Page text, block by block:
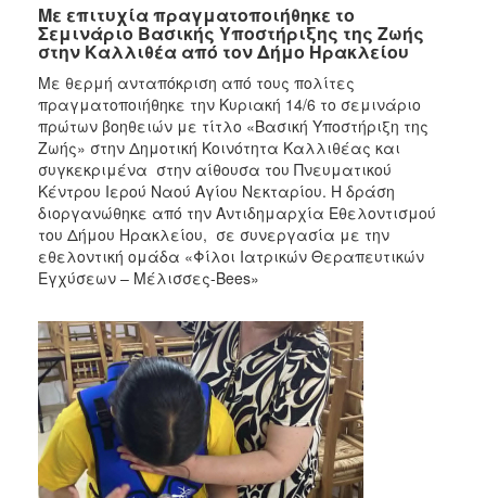
ΠΟΛΙΤΙΣΜΟΣ
ΑΝΘΕΚΤΙΚΗ
ΠΟΛΗ
Με επιτυχία πραγματοποιήθηκε το
Σεμινάριο Βασικής Υποστήριξης της Ζωής
στην Καλλιθέα από τον Δήμο Ηρακλείου
Με θερμή ανταπόκριση από τους πολίτες
πραγματοποιήθηκε την Κυριακή 14/6 το σεμινάριο
πρώτων βοηθειών με τίτλο «Βασική Υποστήριξη της
Ζωής» στην Δημοτική Κοινότητα Καλλιθέας και
συγκεκριμένα στην αίθουσα του Πνευματικού
Κέντρου Ιερού Ναού Αγίου Νεκταρίου. Η δράση
διοργανώθηκε από την Αντιδημαρχία Εθελοντισμού
του Δήμου Ηρακλείου, σε συνεργασία με την
εθελοντική ομάδα «Φίλοι Ιατρικών Θεραπευτικών
Εγχύσεων – Μέλισσες-Bees»